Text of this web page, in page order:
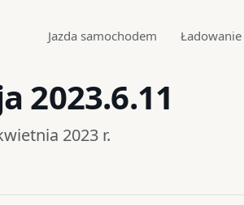
Jazda samochodem Ładowanie
2023.6.11
2023 r.